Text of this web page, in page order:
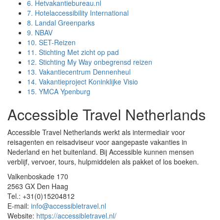
6. Hetvakantiebureau.nl
7. Hotelaccessibility International
8. Landal Greenparks
9. NBAV
10. SET-Reizen
11. Stichting Met zicht op pad
12. Stichting My Way onbegrensd reizen
13. Vakantiecentrum Dennenheul
14. Vakantieproject Koninklijke Visio
15. YMCA Ypenburg
Accessible Travel Netherlands
Accessible Travel Netherlands werkt als intermediair voor
reisagenten en reisadviseur voor aangepaste vakanties in
Nederland en het buitenland. Bij Accessible kunnen mensen
verblijf, vervoer, tours, hulpmiddelen als pakket of los boeken.
Valkenboskade 170
2563 GX Den Haag
Tel.: +31(0)15204812
E-mail: info@accessibletravel.nl
Website: https://accessibletravel.nl/